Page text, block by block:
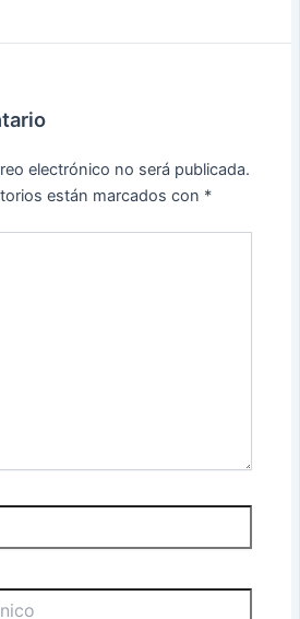
electrónico no será publicada.
están marcados con *